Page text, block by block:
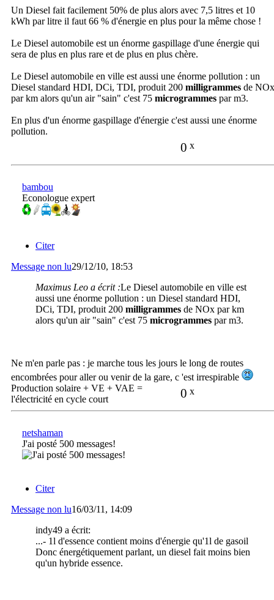
Un Diesel fait facilement 50% de plus alors avec 7,5 litres et 10
kWh par litre il faut 66 % d'énergie en plus pour la même chose !
Le Diesel automobile est un énorme gaspillage d'une énergie qui
sera de plus en plus rare et de plus en plus chère.
Le Diesel automobile en ville est aussi une énorme pollution : un
Diesel standard HDI, DCi, TDI, produit 200 milligrammes de NOx
par km alors qu'un air "sain" c'est 75 microgrammes par m3.
En plus d'un énorme gaspillage d'énergie c'est aussi une énorme
pollution.
0 x
bambou
Econologue expert
Citer
Message non lu29/12/10, 18:53
Maximus Leo a écrit :Le Diesel automobile en ville est
aussi une énorme pollution : un Diesel standard HDI,
DCi, TDI, produit 200 milligrammes de NOx par km
alors qu'un air "sain" c'est 75 microgrammes par m3.
Ne m'en parle pas : je marche tous les jours le long de routes
encombrées pour aller ou venir de la gare, c 'est irrespirable
0 x
Production solaire + VE + VAE =
l'électricité en cycle court
netshaman
J'ai posté 500 messages!
Citer
Message non lu16/03/11, 14:09
indy49 a écrit:
...- 1l d'essence contient moins d'énergie qu'1l de gasoil
Donc énergétiquement parlant, un diesel fait moins bien
qu'un hybride essence.